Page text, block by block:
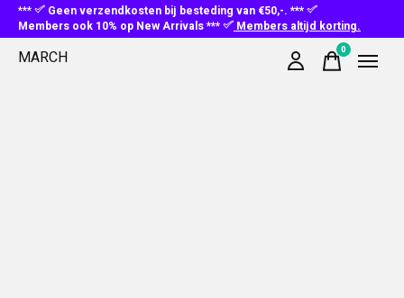
***
Geen verzendkosten bij besteding van €50,-. ***
Members ook 10% op New Arrivals ***
Members altijd korting.
MARCH 0items